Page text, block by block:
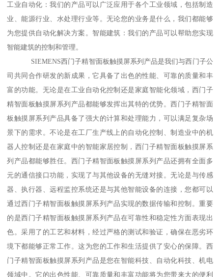
工业自动化：我们的产品可以广泛应用于各个工业领域，包括制造
业、能源行业、水处理行业等。无论您的业务是什么，我们都能够
为您提供自动化解决方案。智能建筑：我们的产品可以帮助您实现
智能建筑的控制和管理。
SIEMENS西门子精智面板触摸屏系列产品是我们与西门子公
司共同合作研发的新成果，它具备了出色的性能、可靠的质量和丰
富的功能。无论是在工业自动化控制还是家庭智能化领域，西门子
精智面板触摸屏系列产品都能够发挥出其特的优势。西门子精智面
板触摸屏系列产品具备了强大的计算和处理能力，可以满足复杂场
景下的需求。不论是在工厂生产线上的自动化控制、制造业中的机
器人控制还是在家庭中的智能家居控制，西门子精智面板触摸屏系
列产品都能够胜任。西门子精智面板触摸屏系列产品还拥有全面多
元的通信接口功能，实现了与其他设备的无缝对接。无论是与传感
器、执行器、远程监控系统还是与其他智能设备的连接，您都可以
通过西门子精智面板触摸屏系列产品实现的数据传输和控制。重要
的是西门子精智面板触摸屏系列产品在可靠性和稳定性方面表现出
色。采用了的工艺和材料，经过严格的测试和验证，确保在恶劣环
境下都能够正常工作。这为您的工作和生活提供了安心的保障。西
门子精智面板触摸屏系列产品是您在智能科技、自动化科技、机电
领域中。它的出色性能、可靠质量和丰富功能将为您带来大的便利